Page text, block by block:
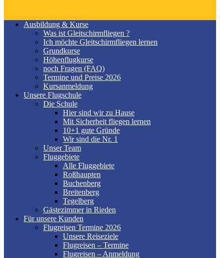
Ausbildung & Kurse
Was ist Gleitschirmfliegen ?
Ich möchte Gleitschirmfliegen lernen
Grundkurse
Höhenflugkurse
noch Fragen (FAQ)
Termine und Preise 2026
Kursanmeldung
Unsere Flugschule
Die Schule
Hier sind wir zu Hause
Mit Sicherheit fliegen lernen
10+1 gute Gründe
Wir sind die Nr. 1
Unser Team
Fluggebiete
Alle Fluggebiete
Roßhaupten
Buchenberg
Breitenberg
Tegelberg
Gästezimmer in Rieden
Für unsere Kunden
Flugreisen Termine 2026
Unsere Reiseziele
Flugreisen – Termine
Flugreisen – Anmeldung